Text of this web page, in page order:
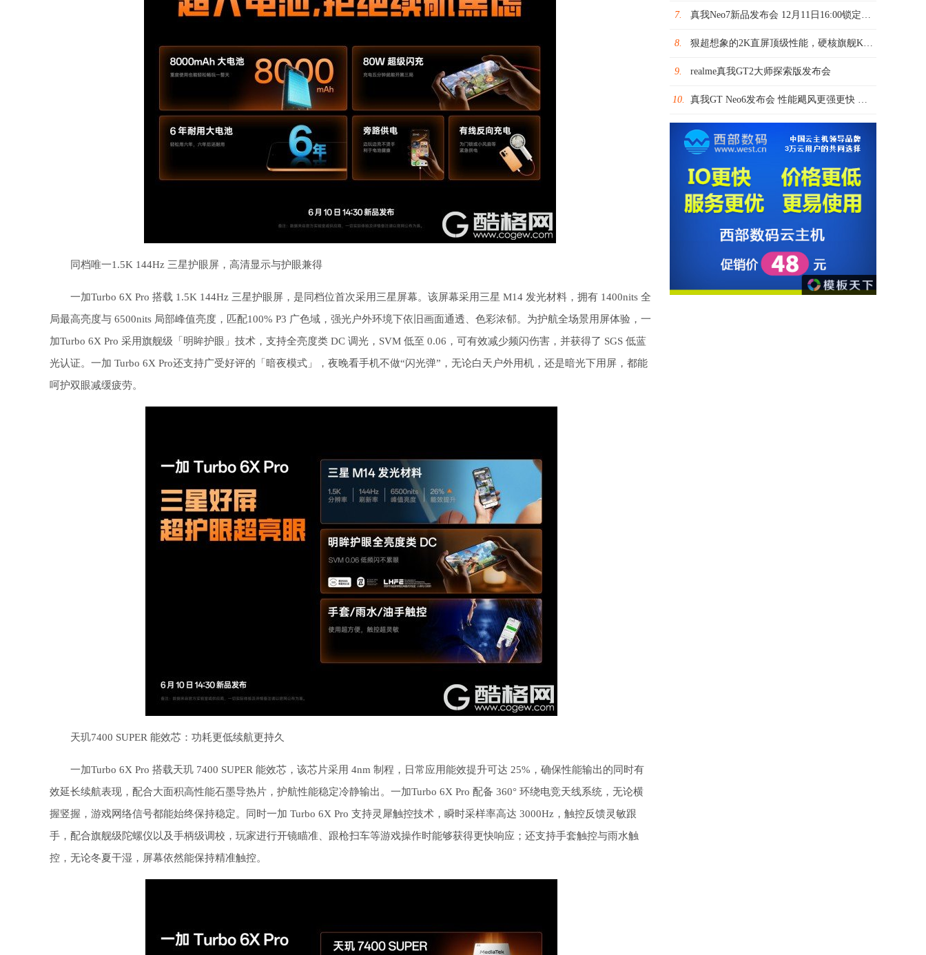
同档唯一1.5K 144Hz 三星护眼屏，高清显示与护眼兼得
一加Turbo 6X Pro 搭载 1.5K 144Hz 三星护眼屏，是同档位首次采用三星屏幕。该屏幕采用三星 M14 发光材料，拥有 1400nits 全
局最高亮度与 6500nits 局部峰值亮度，匹配100% P3 广色域，强光户外环境下依旧画面通透、色彩浓郁。为护航全场景用屏体验，一
加Turbo 6X Pro 采用旗舰级「明眸护眼」技术，支持全亮度类 DC 调光，SVM 低至 0.06，可有效减少频闪伤害，并获得了 SGS 低蓝
光认证。一加 Turbo 6X Pro还支持广受好评的「暗夜模式」，夜晚看手机不做“闪光弹”，无论白天户外用机，还是暗光下用屏，都能
呵护双眼减缓疲劳。
天玑7400 SUPER 能效芯：功耗更低续航更持久
一加Turbo 6X Pro 搭载天玑 7400 SUPER 能效芯，该芯片采用 4nm 制程，日常应用能效提升可达 25%，确保性能输出的同时有
效延长续航表现，配合大面积高性能石墨导热片，护航性能稳定冷静输出。一加Turbo 6X Pro 配备 360° 环绕电竞天线系统，无论横
握竖握，游戏网络信号都能始终保持稳定。同时一加 Turbo 6X Pro 支持灵犀触控技术，瞬时采样率高达 3000Hz，触控反馈灵敏跟
手，配合旗舰级陀螺仪以及手柄级调校，玩家进行开镜瞄准、跟枪扫车等游戏操作时能够获得更快响应；还支持手套触控与雨水触
控，无论冬夏干湿，屏幕依然能保持精准触控。
7. 真我Neo7新品发布会 12月11日16:00锁定酷格网图文直播频道
8. 狠超想象的2K直屏顶级性能，硬核旗舰K50系列售价2399元起
9. realme真我GT2大师探索版发布会
10. 真我GT Neo6发布会 性能飓风更强更快 挑战最强第三代骁龙8s旗舰